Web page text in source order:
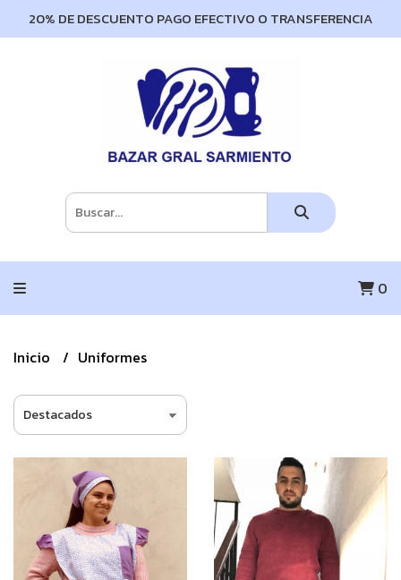
20% DE DESCUENTO PAGO EFECTIVO O TRANSFERENCIA
0
Inicio Uniformes